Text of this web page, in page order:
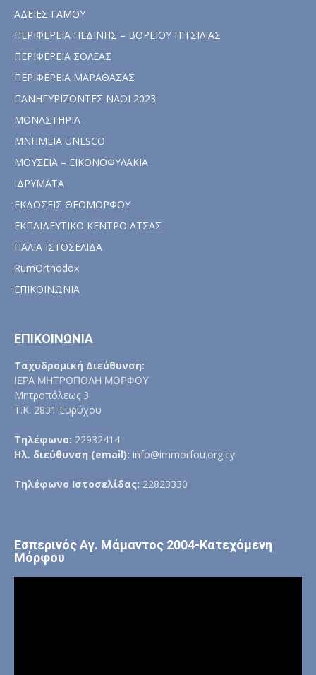
ΑΔΕΙΕΣ ΓΑΜΟΥ
ΠΕΡΙΦΕΡΕΙΑ ΠΕΔΙΝΗΣ – ΒΟΡΕΙΟΥ ΠΙΤΣΙΛΙΑΣ
ΠΕΡΙΦΕΡΕΙΑ ΣΟΛΕΑΣ
ΠΕΡΙΦΕΡΕΙΑ ΜΑΡΑΘΑΣΑΣ
ΠΑΝΗΓΥΡΙΖΟΝΤΕΣ ΝΑΟΙ 2023
ΜΟΝΑΣΤΗΡΙΑ
ΜΝΗΜΕΙΑ UNESCO
ΜΟΥΣΕΙΑ – ΕΙΚΟΝΟΦΥΛΑΚΙΑ
ΙΔΡΥΜΑΤΑ
ΕΚΔΟΣΕΙΣ ΘΕΟΜΟΡΦΟΥ
ΕΚΠΑΙΔΕΥΤΙΚΟ ΚΕΝΤΡΟ ΑΤΣΑΣ
ΠΑΛΙΑ ΙΣΤΟΣΕΛΙΔΑ
RumOrthodox
ΕΠΙΚΟΙΝΩΝΙΑ
ΕΠΙΚΟΙΝΩΝΙΑ
Ταχυδρομική Διεύθυνση:
ΙΕΡΑ ΜΗΤΡΟΠΟΛΗ ΜΟΡΦΟΥ
Μητροπόλεως 3
Τ.Κ. 2831 Ευρύχου
Τηλέφωνο: 22932414
Ηλ. διεύθυνση (email): info@immorfou.org.cy
Τηλέφωνο Ιστοσελίδας: 22823330
Εσπερινός Αγ. Μάμαντος 2004-Κατεχόμενη
Μόρφου